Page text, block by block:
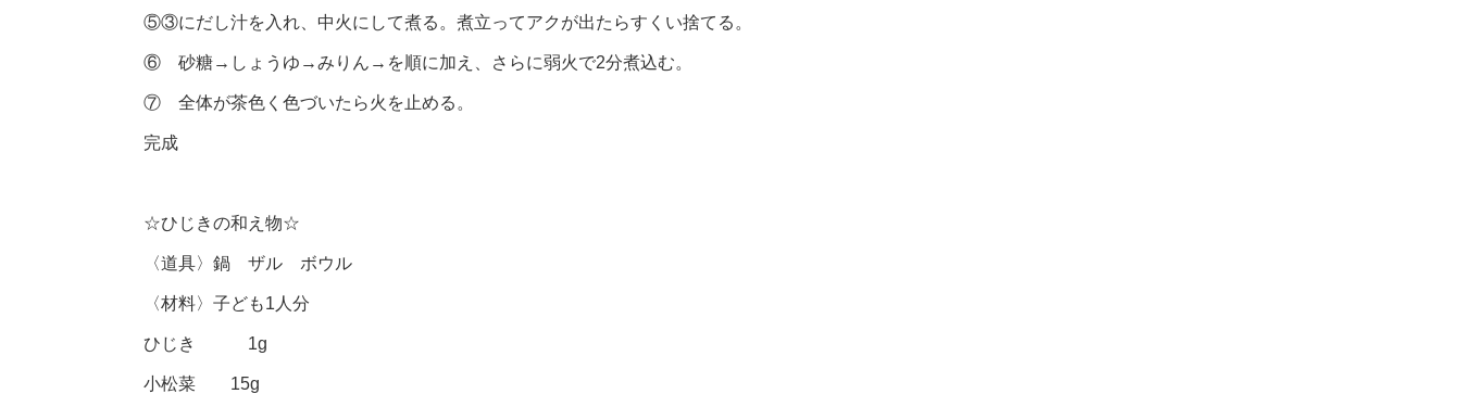
⑤③にだし汁を入れ、中火にして煮る。煮立ってアクが出たらすくい捨てる。
⑥ 砂糖→しょうゆ→みりん→を順に加え、さらに弱火で2分煮込む。
⑦ 全体が茶色く色づいたら火を止める。
完成
☆ひじきの和え物☆
〈道具〉鍋 ザル ボウル
〈材料〉子ども1人分
ひじき 1g
小松菜 15g